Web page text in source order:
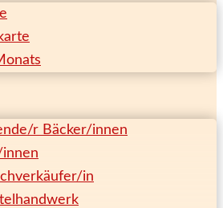
r Bäcker/innen
in